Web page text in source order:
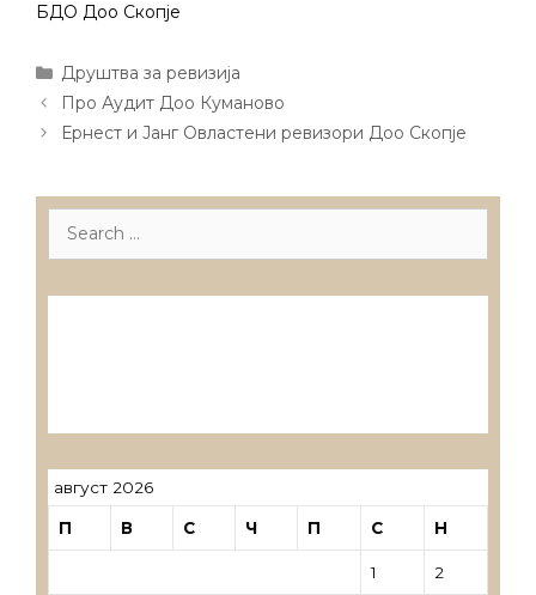
БДО Доо Скопје
Categories
Друштва за ревизија
Post
navigation
Про Аудит Доо Куманово
Ернест и Јанг Овластени ревизори Доо Скопје
Search
август 2026
П В С Ч П С Н
1 2